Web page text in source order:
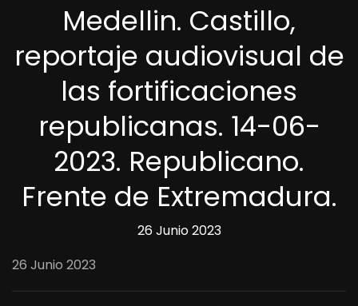
Medellin. Castillo,
reportaje audiovisual de
las fortificaciones
republicanas. 14-06-
2023. Republicano.
Frente de Extremadura.
26 Junio 2023
26 Junio 2023